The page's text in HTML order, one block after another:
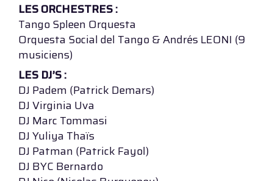
LES ORCHESTRES :
Tango Spleen Orquesta
Orquesta Social del Tango & Andrés LEONI (9
musiciens)
LES DJ’S :
DJ Padem (Patrick Demars)
DJ Virginia Uva
DJ Marc Tommasi
DJ Yuliya Thaïs
DJ Patman (Patrick Fayol)
DJ BYC Bernardo